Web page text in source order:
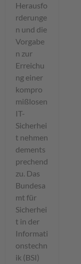
Herausfo
rderunge
n und die
Vorgabe
n zur
Erreichu
ng einer
kompro
mißlosen
IT-
Sicherhei
t nehmen
dements
prechend
zu. Das
Bundesa
mt für
Sicherhei
t in der
Informati
onstechn
ik (BSI)